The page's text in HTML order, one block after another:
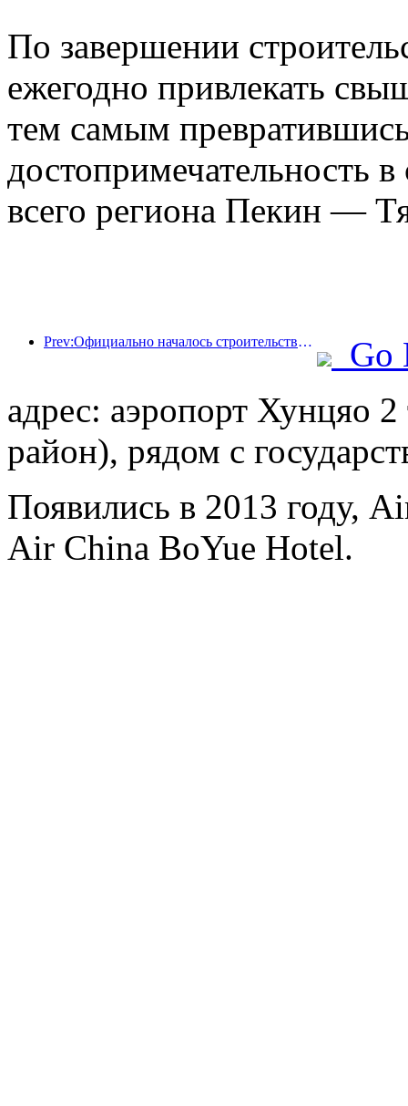
По завершении
ежегодно привлекать
тем самым
достопримечательность
всего региона Пекин —
Prev:Официально началось строительство жилого комплекса 'Сиань Цюйцзян Тайпинфан', общая площадь застройки которого составляет 137 000 квадратных метров.
Go
адрес: аэропорт Хунцяо
район), рядом с
Появились в 2013 году,
Air China BoYue Hotel.